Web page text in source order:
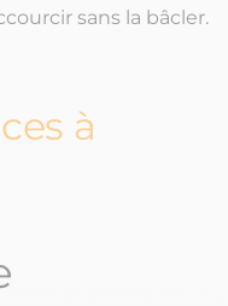
sans la bâcler.
à